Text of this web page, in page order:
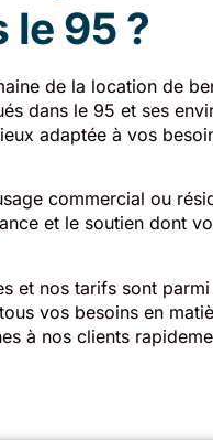
le 95 ?
de la location de
dans le 95 et ses
adaptée à vos
commercial ou
et le soutien dont
et nos tarifs sont
vos besoins en
à nos clients